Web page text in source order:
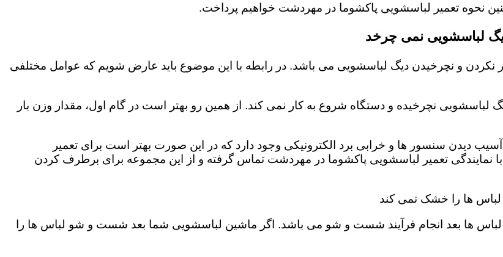
نحوه تعمیر لباسشویی پاکشوما در مهردشت خواهیم پرداخت.
لباسشویی نمی چرخد
نکردن و نچرخیدن دیگ لباسشویی می باشد. در رابطه با این موضوع باید عارض شویم که عوامل مختلفی
لباسشویی نچرخیده و دستگاه شروع به کار نمی کند. از همین رو بهتر است در گام اول، مقدار وزن بار
دیدن سنسور ها و خرابی برد الکترونیکی وجود دارد که در این صورت بهتر است برای تعمیر
تعمیر لباسشویی پاکشوما در مهردشت تماس گرفته و از این مجموعه برای برطرف کردن
ها را خشک نمی کند
ها بعد انجام فرآیند شست و شو می باشد. اگر ماشین لباسشویی شما بعد شست و شو لباس ها را